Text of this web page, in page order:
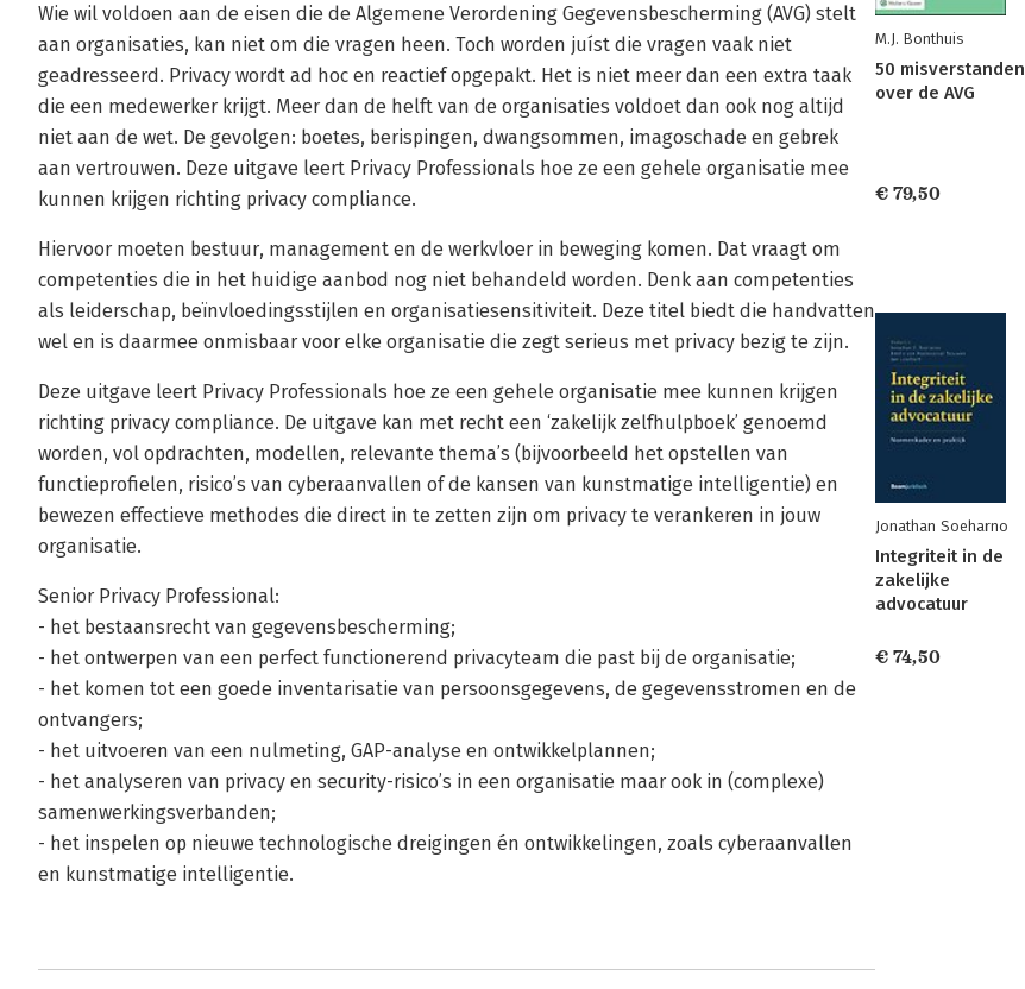
Wie wil voldoen aan de eisen die de Algemene Verordening Gegevensbescherming (AVG) stelt
aan organisaties, kan niet om die vragen heen. Toch worden juíst die vragen vaak niet
geadresseerd. Privacy wordt ad hoc en reactief opgepakt. Het is niet meer dan een extra taak
die een medewerker krijgt. Meer dan de helft van de organisaties voldoet dan ook nog altijd
niet aan de wet. De gevolgen: boetes, berispingen, dwangsommen, imagoschade en gebrek
aan vertrouwen. Deze uitgave leert Privacy Professionals hoe ze een gehele organisatie mee
kunnen krijgen richting privacy compliance.
Hiervoor moeten bestuur, management en de werkvloer in beweging komen. Dat vraagt om
competenties die in het huidige aanbod nog niet behandeld worden. Denk aan competenties
als leiderschap, beïnvloedingsstijlen en organisatiesensitiviteit. Deze titel biedt die handvatten
wel en is daarmee onmisbaar voor elke organisatie die zegt serieus met privacy bezig te zijn.
Deze uitgave leert Privacy Professionals hoe ze een gehele organisatie mee kunnen krijgen
richting privacy compliance. De uitgave kan met recht een ‘zakelijk zelfhulpboek’ genoemd
worden, vol opdrachten, modellen, relevante thema’s (bijvoorbeeld het opstellen van
functieprofielen, risico’s van cyberaanvallen of de kansen van kunstmatige intelligentie) en
bewezen effectieve methodes die direct in te zetten zijn om privacy te verankeren in jouw
organisatie.
Senior Privacy Professional:
- het bestaansrecht van gegevensbescherming;
- het ontwerpen van een perfect functionerend privacyteam die past bij de organisatie;
- het komen tot een goede inventarisatie van persoonsgegevens, de gegevensstromen en de
ontvangers;
- het uitvoeren van een nulmeting, GAP-analyse en ontwikkelplannen;
- het analyseren van privacy en security-risico’s in een organisatie maar ook in (complexe)
samenwerkingsverbanden;
- het inspelen op nieuwe technologische dreigingen én ontwikkelingen, zoals cyberaanvallen
en kunstmatige intelligentie.
M.J. Bonthuis
50 misverstanden
over de AVG
€ 79,50
Jonathan Soeharno
Integriteit in de
zakelijke
advocatuur
€ 74,50